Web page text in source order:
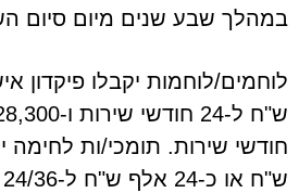
במהלך שבע שנים מיום סיום